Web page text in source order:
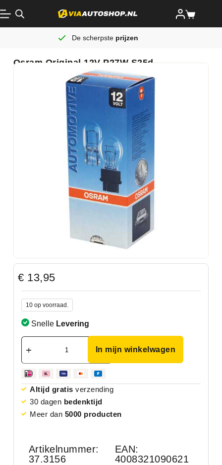
De scherpste prijzen
Osram Original 12V P27W S25d
€ 13,95
10 op voorraad.
Snelle Levering
In mijn winkelwagen
Altijd gratis verzending
30 dagen bedenktijd
Meer dan 5000 producten
Artikelnummer:
37.3156
EAN:
4008321090621